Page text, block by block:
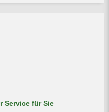
Service für Sie